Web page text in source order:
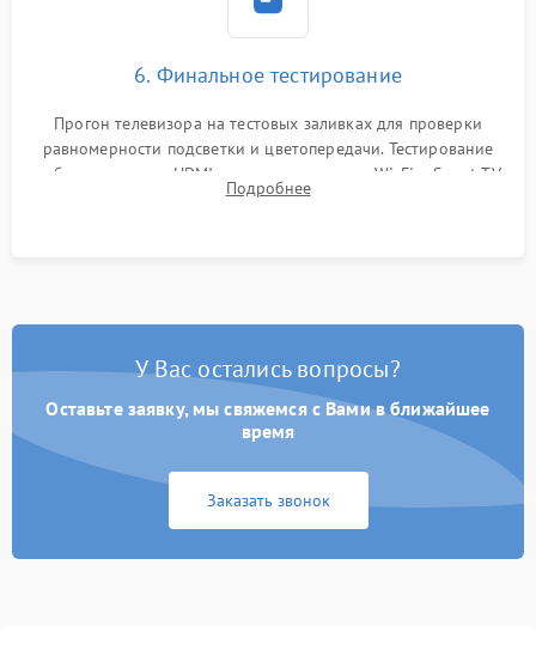
6. Финальное тестирование
Прогон телевизора на тестовых заливках для проверки
равномерности подсветки и цветопередачи. Тестирование
работы разъемов HDMI, динамиков, модуля Wi-Fi и Smart TV
в рабочем режиме в течение нескольких часов.
Подробнее
У Вас остались вопросы?
Оставьте заявку, мы свяжемся с Вами в ближайшее
время
Заказать звонок